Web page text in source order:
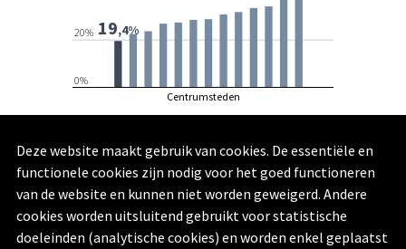
Deze website maakt gebruik van cookies. De essentiële en
functionele cookies zijn nodig voor het goed functioneren
van de website en kunnen niet worden geweigerd. Andere
cookies worden uitsluitend gebruikt voor statistische
doeleinden (analytische cookies) en worden enkel geplaatst
Centrumsteden
0%
20% 19,4%
Bron: Survey stadsmonitor | Vlaamse Overheid - Agentschap Binnenlands Bestuur, Statistiek Vlaanderen | 2023